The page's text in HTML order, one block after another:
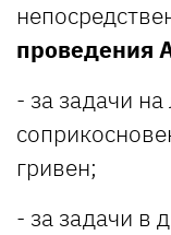
проведения
- за задачи
гривен;
- за задачи в